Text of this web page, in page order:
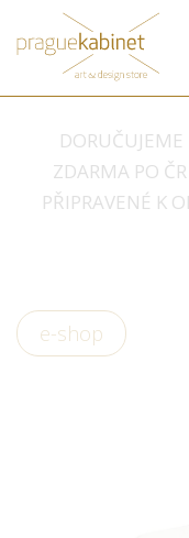
DORUČUJEME
ZDARMA PO
PŘIPRAVENÉ K
e-shop